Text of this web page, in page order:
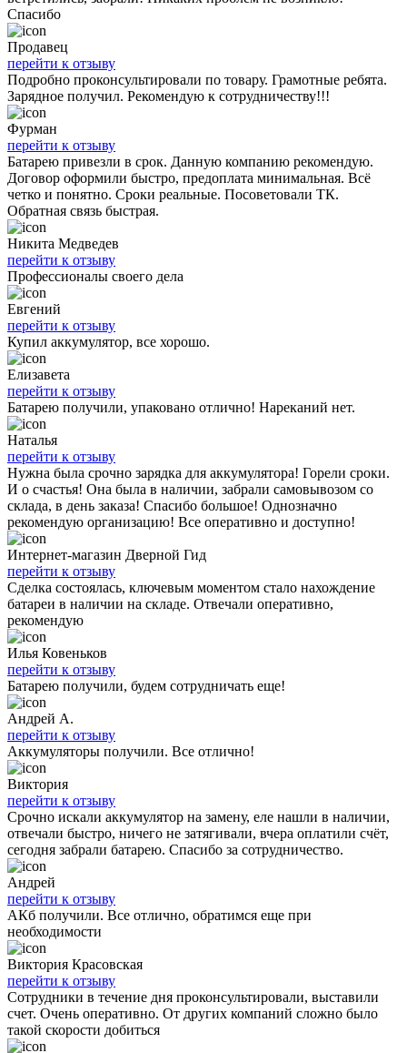
Спасибо
Продавец
перейти к отзыву
Подробно проконсультировали по товару. Грамотные ребята.
Зарядное получил. Рекомендую к сотрудничеству!!!
Фурман
перейти к отзыву
Батарею привезли в срок. Данную компанию рекомендую.
Договор оформили быстро, предоплата минимальная. Всё
четко и понятно. Сроки реальные. Посоветовали ТК.
Обратная связь быстрая.
Никита Медведев
перейти к отзыву
Профессионалы своего дела
Евгений
перейти к отзыву
Купил аккумулятор, все хорошо.
Елизавета
перейти к отзыву
Батарею получили, упаковано отлично! Нареканий нет.
Наталья
перейти к отзыву
Нужна была срочно зарядка для аккумулятора! Горели сроки.
И о счастья! Она была в наличии, забрали самовывозом со
склада, в день заказа! Спасибо большое! Однозначно
рекомендую организацию! Все оперативно и доступно!
Интернет-магазин Дверной Гид
перейти к отзыву
Сделка состоялась, ключевым моментом стало нахождение
батареи в наличии на складе. Отвечали оперативно,
рекомендую
Илья Ковеньков
перейти к отзыву
Батарею получили, будем сотрудничать еще!
Андрей А.
перейти к отзыву
Аккумуляторы получили. Все отлично!
Виктория
перейти к отзыву
Срочно искали аккумулятор на замену, еле нашли в наличии,
отвечали быстро, ничего не затягивали, вчера оплатили счёт,
сегодня забрали батарею. Спасибо за сотрудничество.
Андрей
перейти к отзыву
АКб получили. Все отлично, обратимся еще при
необходимости
Виктория Красовская
перейти к отзыву
Сотрудники в течение дня проконсультировали, выставили
счет. Очень оперативно. От других компаний сложно было
такой скорости добиться